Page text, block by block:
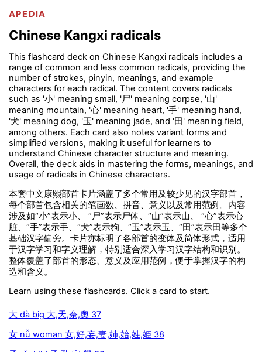
APEDIA
Chinese Kangxi radicals
This flashcard deck on Chinese Kangxi radicals includes a
range of common and less common radicals, providing the
number of strokes, pinyin, meanings, and example
characters for each radical. The content covers radicals
such as '小' meaning small, '尸' meaning corpse, '山'
meaning mountain, '心' meaning heart, '手' meaning hand,
'犬' meaning dog, '玉' meaning jade, and '田' meaning field,
among others. Each card also notes variant forms and
simplified versions, making it useful for learners to
understand Chinese character structure and meaning.
Overall, the deck aids in mastering the forms, meanings, and
usage of radicals in Chinese characters.
本套中文康熙部首卡片涵盖了多个常用及较少见的汉字部首，
每个部首包含相关的笔画数、拼音、意义以及常用范例。内容
涉及如“小”表示小、 “尸”表示尸体、“山”表示山、 “心”表示心
脏、“手”表示手、“犬”表示狗、“玉”表示玉、“田”表示田等多个
基础汉字偏旁。卡片亦标明了各部首的变体及简体形式，适用
于汉字学习和字义理解，特别适合深入学习汉字结构和识别。
整体覆盖了部首的形态、意义及应用范例，便于掌握汉字的构
造和含义。
Learn using these flashcards. Click a card to start.
大 dà big 大,天,奈,奧 37
女 nǚ woman 女,好,妄,妻,姉,始,姓,姫 38